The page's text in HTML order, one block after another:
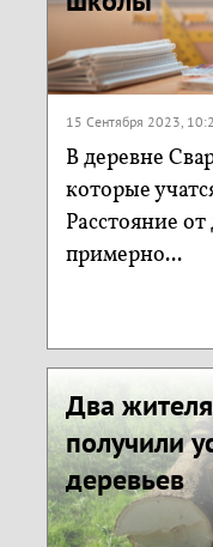
15 Сентября 2023,
В деревне
которые
Расстояние
примерно...
Два
получили
деревьев